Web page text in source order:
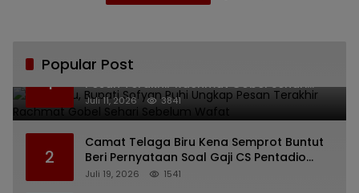
Popular Post
1
Bikin Haru, Bupati Sofyan Puhi Ungkap
Pesan Terakhir Rachmat Gobel Sehari
Sebelum Wafat
Juli 11, 2026 3841
2
Camat Telaga Biru Kena Semprot Buntut
Beri Pernyataan Soal Gaji CS Pentadio
Barat yang Nunggak
Juli 19, 2026 1541